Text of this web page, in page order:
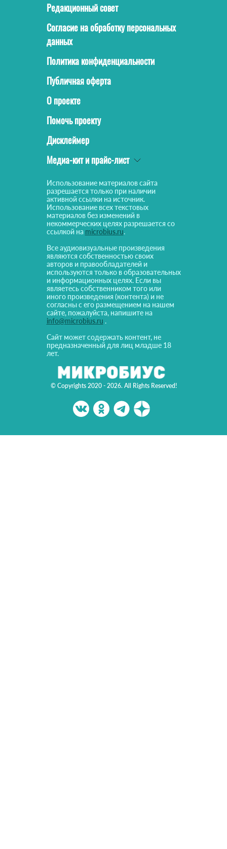
© Copyrights 2020 - 2026. All Rights Reserved!
Редакционный совет
Согласие на обработку персональных
данных
Политика конфиденциальности
Публичная оферта
О проекте
Помочь проекту
Дисклеймер
Медиа-кит и прайс-лист
Использование материалов сайта
разрешается только при наличии
активной ссылки на источник.
Использование всех текстовых
материалов без изменений в
некоммерческих целях разрешается со
ссылкой на microbius.ru.
Все аудиовизуальные произведения
являются собственностью своих
авторов и правообладателей и
используются только в образовательных
и информационных целях. Если вы
являетесь собственником того или
иного произведения (контента) и не
согласны с его размещением на нашем
сайте, пожалуйста, напишите на
info@microbius.ru .
Сайт может содержать контент, не
предназначенный для лиц младше 18
лет.